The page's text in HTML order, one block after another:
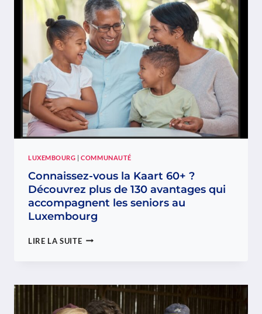
HOMMAGE
AUX
BATUCADEIRAS
DU
LUXEMBOURG
LUXEMBOURG |COMMUNAUTÉ
Connaissez-vous la Kaart 60+ ?
Découvrez plus de 130 avantages qui
accompagnent les seniors au
Luxembourg
LIRE LA SUITECONNAISSEZ-
60+
DÉCOUVREZ